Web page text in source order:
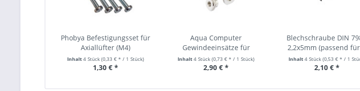
Phobya Befestigungsset für
Axiallüfter (M4)
Inhalt 4 Stück (0,33 € * / 1 Stück)
1,30 € *
Aqua Computer
Gewindeeinsätze für
airplex...
Inhalt4 Stück(0,73 € * / 1 Stück)
2,90 € *
Blechschraube DIN
2,2x5mm (passend
Inhalt 4 Stück (0,53 € * / 1
2,10 € *